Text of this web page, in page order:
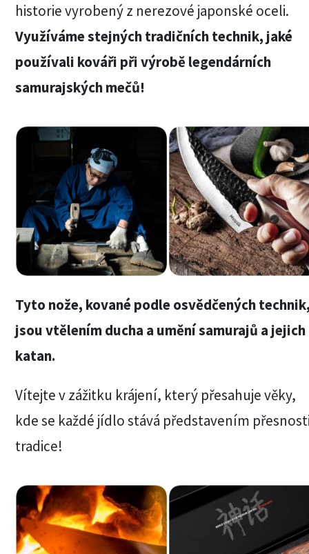
historie vyrobený z nerezové japonské oceli.
Využíváme stejných tradičních technik, jaké
používali kováři při výrobě legendárních
samurajských mečů!
Tyto nože, kované podle osvědčených
jsou vtělením ducha a umění samurajů a jejich
katan.
Vítejte v zážitku krájení, který přesahuje věky,
kde se každé jídlo stává představením
tradice!